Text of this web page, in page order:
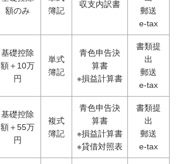
額のみ
簿記
収支内訳書
郵送
e-tax
基礎控除
額＋10万
円
単式
簿記
青色申告決
算書
※損益計算書
書類提
出
郵送
e-tax
基礎控除
額＋55万
円
複式
簿記
青色申告決
算書
※損益計算書
※貸借対照表
書類提
出
郵送
e-tax